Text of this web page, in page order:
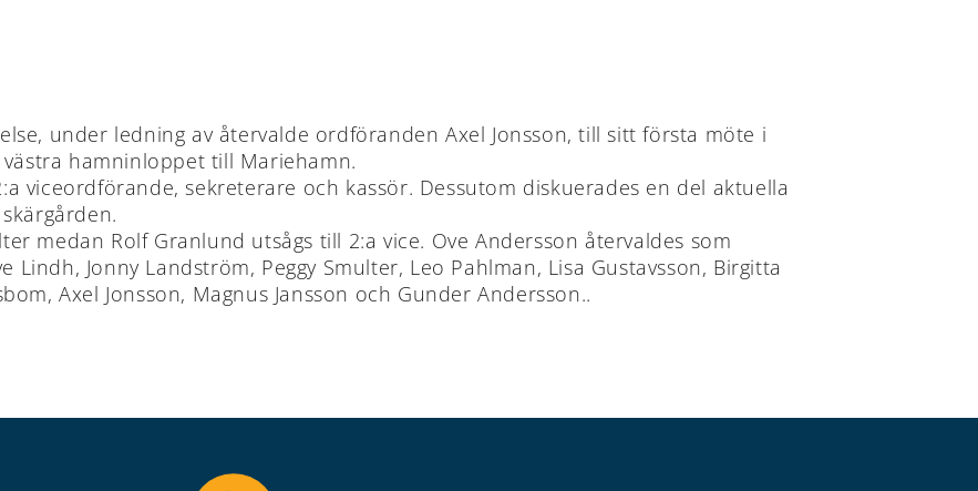
under ledning av återvalde ordföranden Axel Jonsson, till sitt första möte i
hamninloppet till Mariehamn.
viceordförande, sekreterare och kassör. Dessutom diskuerades en del aktuella
medan Rolf Granlund utsågs till 2:a vice. Ove Andersson återvaldes som
Jonny Landström, Peggy Smulter, Leo Pahlman, Lisa Gustavsson, Birgitta
Axel Jonsson, Magnus Jansson och Gunder Andersson..